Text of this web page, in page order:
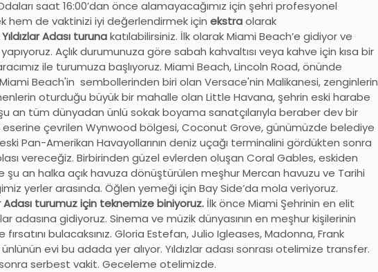
saat 16:00’dan önce alamayacağımız için şehri profesyonel
hem de vaktinizi iyi değerlendirmek için ekstraolarak
Adası turunakatılabilirsiniz. İlk olarak Miami Beach’e gidiyor ve
Açlık durumunuza göre sabah kahvaltısı veya kahve için kısa bir
ile turumuza başlıyoruz. Miami Beach, Lincoln Road, önünde
Beach'in sembollerinden biri olan Versace'nin Malikanesi, zenginlerin
oturduğu büyük bir mahalle olan Little Havana, şehrin eski harabe
an tüm dünyadan ünlü sokak boyama sanatçılarıyla beraber dev bir
çevrilen Wynwood bölgesi, Coconut Grove, günümüzde belediye
Pan-Amerikan Havayollarının deniz uçağı terminalini gördükten sonra
vereceğiz. Birbirinden güzel evlerden oluşan Coral Gables, eskiden
an halka açık havuza dönüştürülen meşhur Mercan havuzu ve Tarihi
yerler arasında. Öğlen yemeği için Bay Side’da mola veriyoruz.
Adası turumuz için teknemize biniyoruz. İlk önce Miami Şehrinin en elit
adasına gidiyoruz. Sinema ve müzik dünyasının en meşhur kişilerinin
bulacaksınız. Gloria Estefan, Julio Igleases, Madonna, Frank
evi bu adada yer alıyor. Yıldızlar adası sonrası otelimize transfer.
sonra serbest vakit. Geceleme otelimizde.